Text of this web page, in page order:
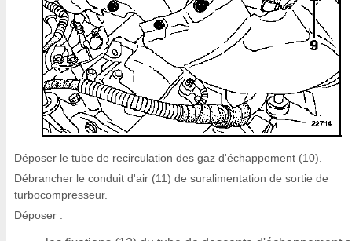
Déposer le tube de recirculation des gaz d'échappement (10).
Débrancher le conduit d'air (11) de suralimentation de sortie de
turbocompresseur.
Déposer :